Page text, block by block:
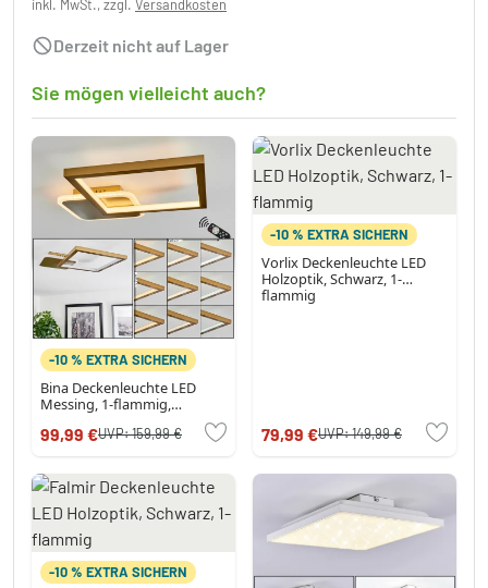
inkl. MwSt., zzgl. Versandkosten
Derzeit nicht auf Lager
Sie mögen vielleicht auch?
-10 % EXTRA SICHERN
Bina Deckenleuchte LED
Messing, 1-flammig,
99,99 €UVP:159,99 €
-10 % EXTRA SICHERN
Vorlix Deckenleuchte LED
Holzoptik, Schwarz, 1-
flammig
79,99 €UVP:149,99 €
-10 % EXTRA SICHERN